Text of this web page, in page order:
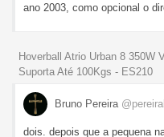
ano 2003, como opcional o
Hoverball Atrio Urban 8 350W
Suporta Até 100Kgs - ES210
Bruno Pereira
dois. depois que a pequena